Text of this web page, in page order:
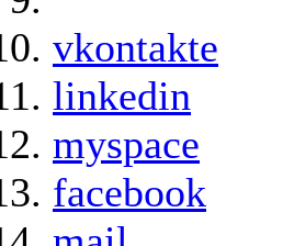
vkontakte
linkedin
myspace
facebook